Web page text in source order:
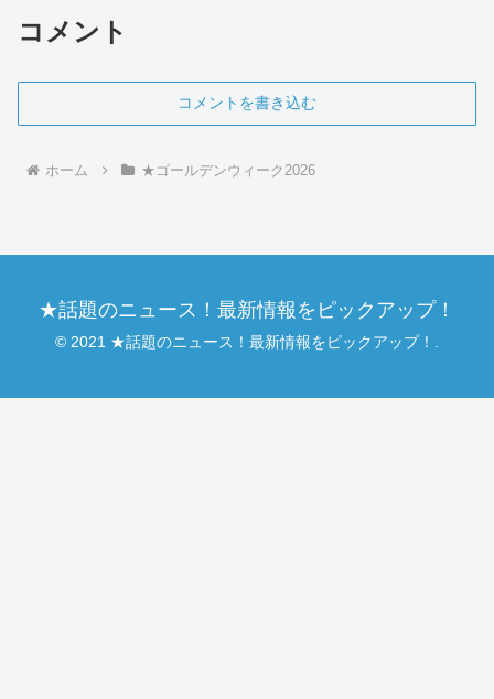
コメント
コメントを書き込む
ホーム ★ゴールデンウィーク2026
★話題のニュース！最新情報をピックアップ！
© 2021 ★話題のニュース！最新情報をピックアップ！.